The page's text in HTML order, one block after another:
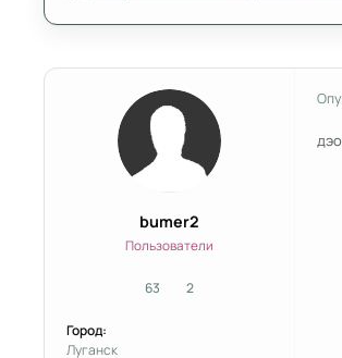
bumer2
Пользователи
63сообщения
2Репутация
Город:
Луганск